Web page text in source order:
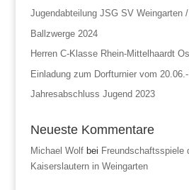
Jugendabteilung JSG SV Weingarten
Ballzwerge 2024
Herren C-Klasse Rhein-Mittelhaardt
Einladung zum Dorfturnier vom
Jahresabschluss Jugend 2023
Neueste Kommentare
Michael Wolfbei Freundschaftsspiele
Kaiserslautern in Weingarten